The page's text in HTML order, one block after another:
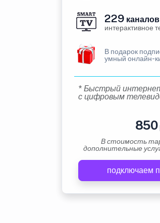
229 каналов
интерактивное
В подарок
умный онлайн-
* Быстрый
с цифровым
850
В стоимость
дополнительные
подключаем